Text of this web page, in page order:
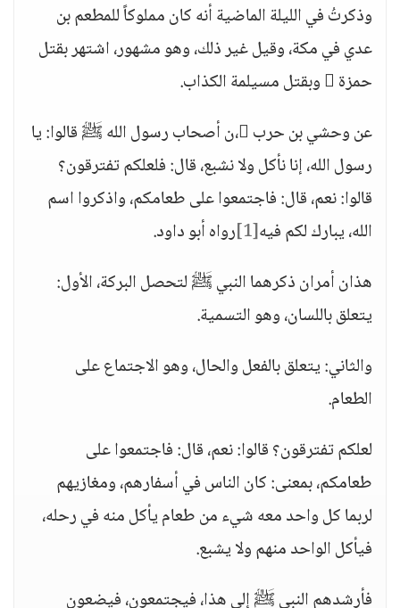
وذكرتُ في الليلة الماضية أنه كان مملوكاً للمطعم بن
عدي في مكة، وقيل غير ذلك، وهو مشهور، اشتهر بقتل
حمزة  وبقتل مسيلمة الكذاب.
عن وحشي بن حرب ،ن أصحاب رسول الله ﷺ قالوا: يا
رسول الله، إنا نأكل ولا نشبع، قال: فلعلكم تفترقون؟
قالوا: نعم، قال: فاجتمعوا على طعامكم، واذكروا اسم
الله، يبارك لكم فيه[1] رواه أبو داود.
هذان أمران ذكرهما النبي ﷺ لتحصل البركة، الأول:
يتعلق باللسان، وهو التسمية.
والثاني: يتعلق بالفعل والحال، وهو الاجتماع على
الطعام.
لعلكم تفترقون؟ قالوا: نعم، قال: فاجتمعوا على
طعامكم، بمعنى: كان الناس في أسفارهم، ومغازيهم
لربما كل واحد معه شيء من طعام يأكل منه في رحله،
فيأكل الواحد منهم ولا يشبع.
فأرشدهم النبي ﷺ إلى هذا، فيجتمعون، فيضعون